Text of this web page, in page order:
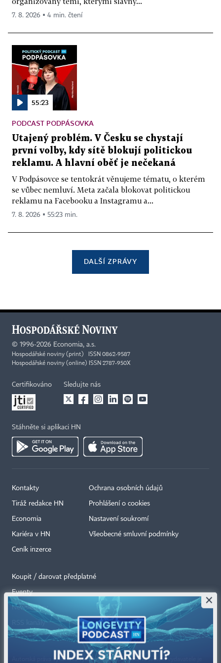
7. 8. 2026 ▪ 4 min. čtení
55:23
PODCAST PODPÁSOVKA
Utajený problém. V Česku se chystají
první volby, kdy sítě blokují politickou
reklamu. A hlavní oběť je nečekaná
V Podpásovce se tentokrát věnujeme tématu, o kterém
se vůbec nemluví. Meta začala blokovat politickou
reklamu na Facebooku a Instagramu a...
7. 8. 2026 ▪ 55:23 min.
DALŠÍ ZPRÁVY
© 1996-2026 Economia, a.s.
Hospodářské noviny (print) ISSN 0862-9587
Hospodářské noviny (online) ISSN 2787-950X
Certifikováno Sledujte nás
Stáhněte si aplikaci HN
Kontakty
Tiráž redakce HN
Economia
Kariéra v HN
Ceník inzerce
Ochrana osobních údajů
Prohlášení o cookies
Nastavení soukromí
Všeobecné smluvní podmínky
Koupit / darovat předplatné
Eventy
Newslettery
RSS kanály
Autorská práva vykonává vydavatel. Bez písemného svolení vydavatele je
×